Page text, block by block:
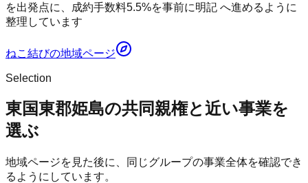
を出発点に、成約手数料5.5%を事前に明記 へ進めるように
整理しています
ねこ結びの地域ページ
Selection
東国東郡姫島の共同親権と近い事業を
選ぶ
地域ページを見た後に、同じグループの事業全体を確認でき
るようにしています。